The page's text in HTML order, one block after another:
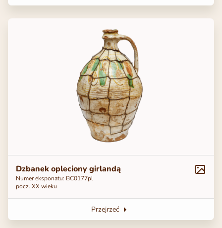
Dzbanek opleciony girlandą
Numer eksponatu: ВС0177pl
pocz. XX wieku
Przejrzeć